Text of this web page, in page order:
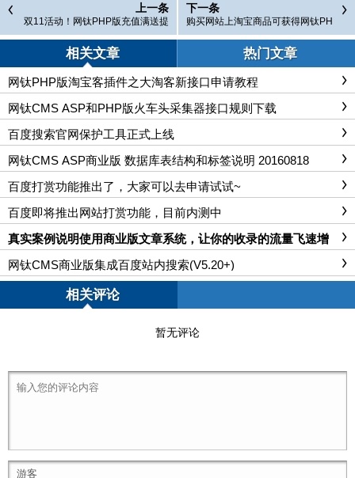
上一条
双11活动！网钛PHP版充值满送提
下一条
购买网站上淘宝商品可获得网钛PH
相关文章 热门文章
网钛PHP版淘宝客插件之大淘客新接口申请教程
网钛CMS ASP和PHP版火车头采集器接口规则下载
百度搜索官网保护工具正式上线
网钛CMS ASP商业版 数据库表结构和标签说明 20160818
百度打赏功能推出了，大家可以去申请试试~
百度即将推出网站打赏功能，目前内测中
真实案例说明使用商业版文章系统，让你的收录的流量飞速增
长
网钛CMS商业版集成百度站内搜索(V5.20+)
相关评论
暂无评论